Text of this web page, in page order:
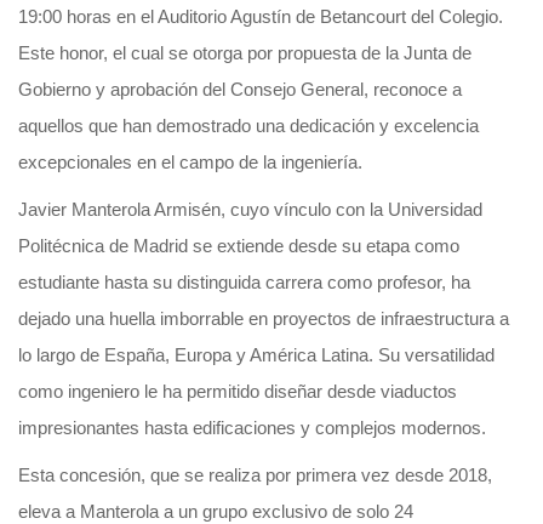
19:00 horas en el Auditorio Agustín de Betancourt del Colegio.
Este honor, el cual se otorga por propuesta de la Junta de
Gobierno y aprobación del Consejo General, reconoce a
aquellos que han demostrado una dedicación y excelencia
excepcionales en el campo de la ingeniería.
Javier Manterola Armisén, cuyo vínculo con la Universidad
Politécnica de Madrid se extiende desde su etapa como
estudiante hasta su distinguida carrera como profesor, ha
dejado una huella imborrable en proyectos de infraestructura a
lo largo de España, Europa y América Latina. Su versatilidad
como ingeniero le ha permitido diseñar desde viaductos
impresionantes hasta edificaciones y complejos modernos.
Esta concesión, que se realiza por primera vez desde 2018,
eleva a Manterola a un grupo exclusivo de solo 24